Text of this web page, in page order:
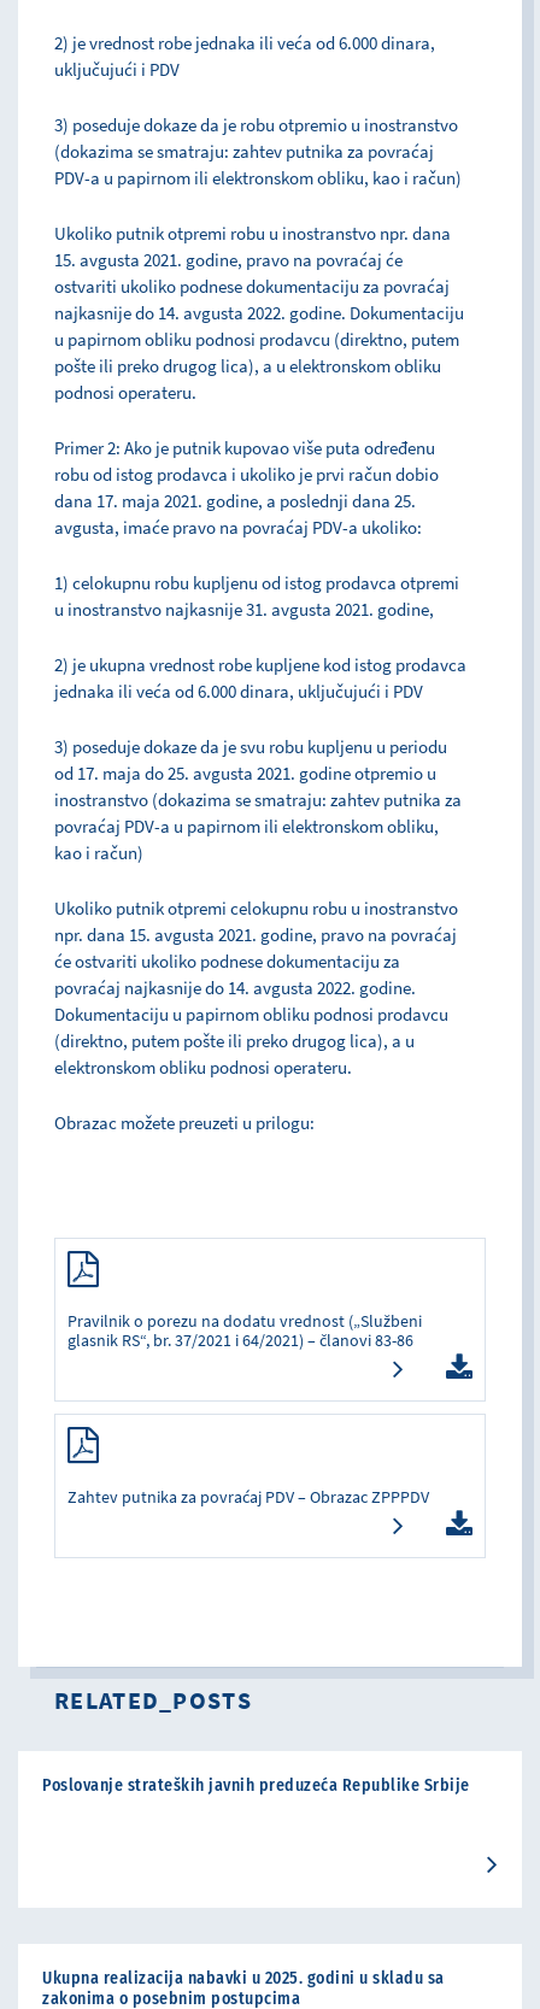
2) je vrednost robe jednaka ili veća od 6.000 dinara,
uključujući i PDV
3) poseduje dokaze da je robu otpremio u inostranstvo
(dokazima se smatraju: zahtev putnika za povraćaj
PDV-a u papirnom ili elektronskom obliku, kao i račun)
Ukoliko putnik otpremi robu u inostranstvo npr. dana
15. avgusta 2021. godine, pravo na povraćaj će
ostvariti ukoliko podnese dokumentaciju za povraćaj
najkasnije do 14. avgusta 2022. godine. Dokumentaciju
u papirnom obliku podnosi prodavcu (direktno, putem
pošte ili preko drugog lica), a u elektronskom obliku
podnosi operateru.
Primer 2: Ako je putnik kupovao više puta određenu
robu od istog prodavca i ukoliko je prvi račun dobio
dana 17. maja 2021. godine, a poslednji dana 25.
avgusta, imaće pravo na povraćaj PDV-a ukoliko:
1) celokupnu robu kupljenu od istog prodavca otpremi
u inostranstvo najkasnije 31. avgusta 2021. godine,
2) je ukupna vrednost robe kupljene kod istog prodavca
jednaka ili veća od 6.000 dinara, uključujući i PDV
3) poseduje dokaze da je svu robu kupljenu u periodu
od 17. maja do 25. avgusta 2021. godine otpremio u
inostranstvo (dokazima se smatraju: zahtev putnika za
povraćaj PDV-a u papirnom ili elektronskom obliku,
kao i račun)
Ukoliko putnik otpremi celokupnu robu u inostranstvo
npr. dana 15. avgusta 2021. godine, pravo na povraćaj
će ostvariti ukoliko podnese dokumentaciju za
povraćaj najkasnije do 14. avgusta 2022. godine.
Dokumentaciju u papirnom obliku podnosi prodavcu
(direktno, putem pošte ili preko drugog lica), a u
elektronskom obliku podnosi operateru.
Obrazac možete preuzeti u prilogu:
Pravilnik o porezu na dodatu vrednost („Službeni
glasnik RS“, br. 37/2021 i 64/2021) – članovi 83-86
Zahtev putnika za povraćaj PDV – Obrazac ZPPPDV
RELATED_POSTS
Poslovanje strateških javnih preduzeća Republike Srbije
Ukupna realizacija nabavki u 2025. godini u skladu sa
zakonima o posebnim postupcima